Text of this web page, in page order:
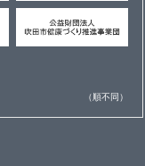
（順不同）